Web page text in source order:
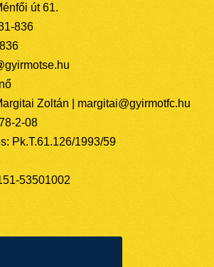
út 61.
836
Zoltán | margitai@gyirmotfc.hu
2-08
Pk.T.61.126/1993/59
53501002